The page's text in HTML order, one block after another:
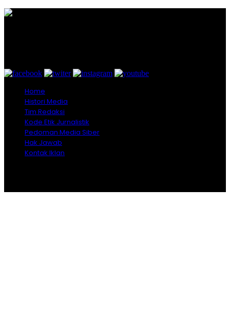
Home
Histori Media
Tim Redaksi
Kode Etik Jurnalistik
Pedoman Media Siber
Hak Jawab
Kontak Iklan